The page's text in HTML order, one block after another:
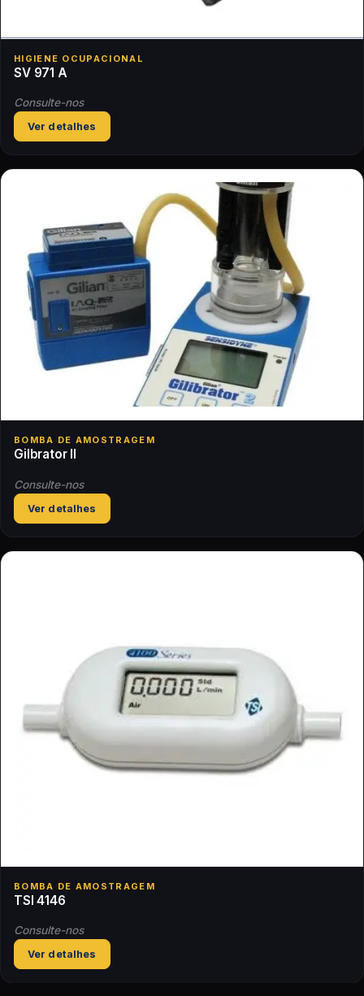
HIGIENE OCUPACIONAL
SV 971 A
Consulte-nos
Ver detalhes
BOMBA DE AMOSTRAGEM
Gilbrator II
Consulte-nos
Ver detalhes
BOMBA DE AMOSTRAGEM
TSI 4146
Consulte-nos
Ver detalhes